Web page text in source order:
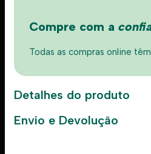
Compre com a
Todas as compras online têm
Detalhes do produto
Envio e Devolução